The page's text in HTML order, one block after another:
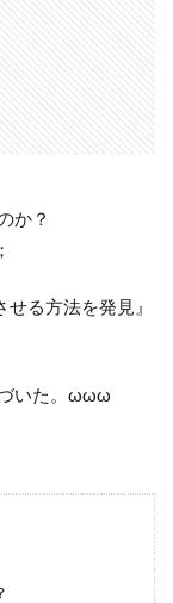
か？
る方法を発見』
づいた。ωωω